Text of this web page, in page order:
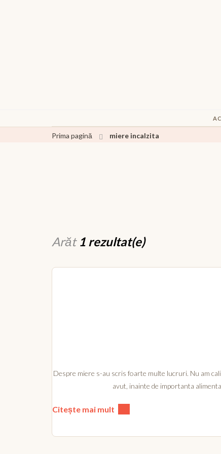
Prima pagină miere incalzita
Arăt 1 rezultat(e)
Despre miere s-au scris foarte multe lucruri. Nu am
avut, inainte de importanta
Citește mai mult